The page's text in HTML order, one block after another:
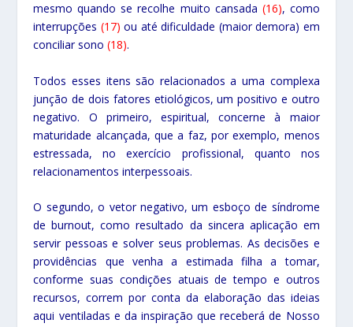
mesmo quando se recolhe muito cansada (16), como
interrupções (17) ou até dificuldade (maior demora) em
conciliar sono (18).
Todos esses itens são relacionados a uma complexa
junção de dois fatores etiológicos, um positivo e outro
negativo. O primeiro, espiritual, concerne à maior
maturidade alcançada, que a faz, por exemplo, menos
estressada, no exercício profissional, quanto nos
relacionamentos interpessoais.
O segundo, o vetor negativo, um esboço de síndrome
de burnout, como resultado da sincera aplicação em
servir pessoas e solver seus problemas. As decisões e
providências que venha a estimada filha a tomar,
conforme suas condições atuais de tempo e outros
recursos, correm por conta da elaboração das ideias
aqui ventiladas e da inspiração que receberá de Nosso